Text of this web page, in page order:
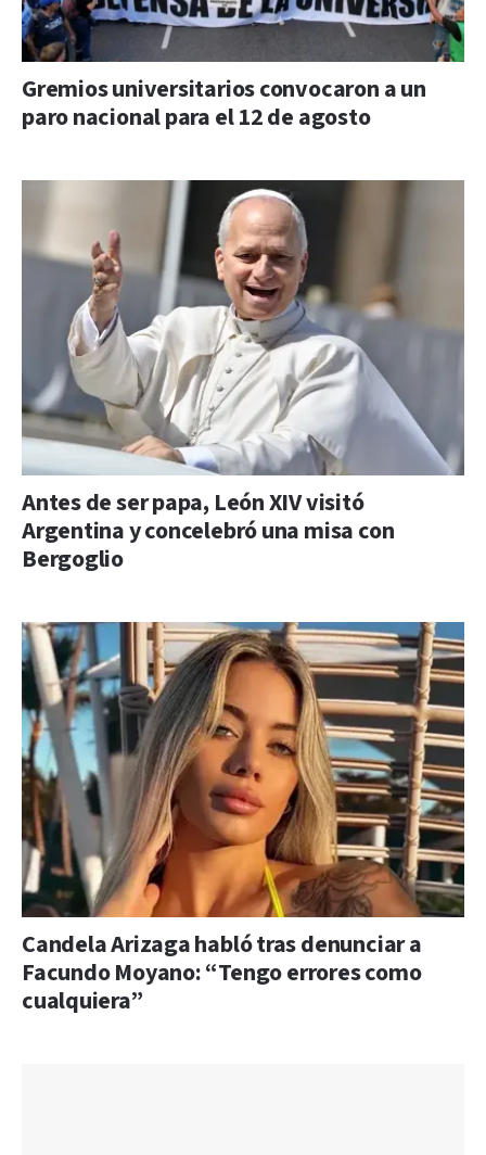
Gremios universitarios convocaron a un
paro nacional para el 12 de agosto
Antes de ser papa, León XIV visitó
Argentina y concelebró una misa con
Bergoglio
Candela Arizaga habló tras denunciar a
Facundo Moyano: “Tengo errores como
cualquiera”